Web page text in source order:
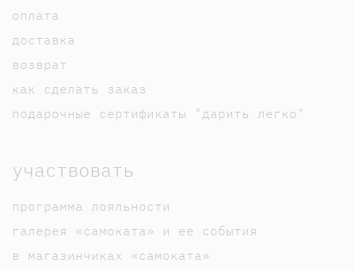
оплата
доставка
возврат
как сделать заказ
подарочные сертификаты "дарить легко"
участвовать
программа лояльности
галерея «самоката» и ее события
в магазинчиках «самоката»